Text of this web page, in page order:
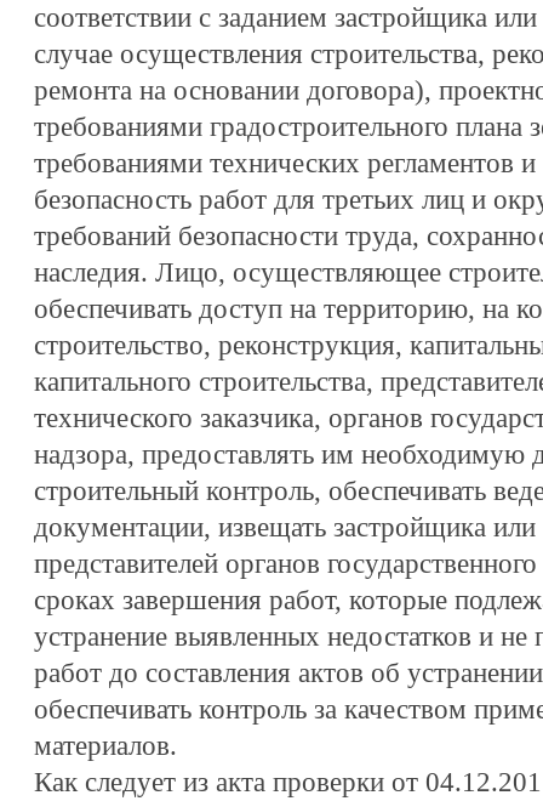
соответствии с заданием застройщика
случае осуществления строительства,
ремонта на основании договора),
требованиями градостроительного плана
требованиями технических регламентов
безопасность работ для третьих лиц и
требований безопасности труда,
наследия. Лицо, осуществляющее
обеспечивать доступ на территорию, на
строительство, реконструкция,
капитального строительства,
технического заказчика, органов
надзора, предоставлять им необходимую
строительный контроль, обеспечивать
документации, извещать застройщика или
представителей органов
сроках завершения работ, которые
устранение выявленных недостатков и
работ до составления актов об
обеспечивать контроль за качеством
материалов.
Как следует из акта проверки от